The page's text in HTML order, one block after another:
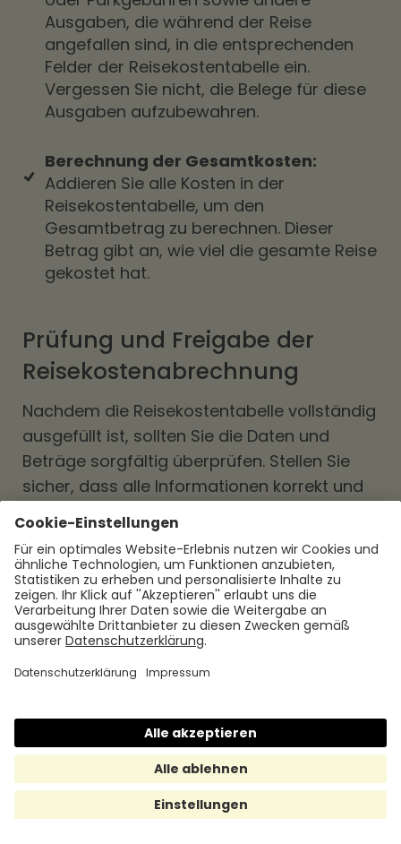
Ausgaben, die während der Reise
angefallen sind, in die entsprechenden
Felder der Reisekostentabelle ein.
Vergessen Sie nicht, die Belege für diese
Ausgaben aufzubewahren.
Berechnung der Gesamtkosten:
Addieren Sie alle Kosten in der
Reisekostentabelle, um den
Gesamtbetrag zu berechnen. Dieser
Betrag gibt an, wie viel die gesamte Reise
gekostet hat.
Prüfung und Freigabe der
Reisekostenabrechnung
Nachdem die Reisekostentabelle vollständig
ausgefüllt ist, sollten Sie die Daten und
Beträge sorgfältig überprüfen. Stellen Sie
sicher, dass alle Informationen korrekt und
vollständig sind und dass alle Belege
ordnungsgemäß erfasst wurden.
Es ist ratsam, die Reisekostenabrechnung
auch von einer anderen Person überprüfen
zu lassen, um mögliche Fehler oder
Unstimmigkeiten zu identifizieren. Dies kann
ein Vorgesetzter, ein Kollege oder jemand
Nachdem die Reisekostenabrechnung
überprüft wurde, kann sie zur Genehmigung
und Freigabe eingereicht werden. Der
Genehmigungsprozess kann je nach